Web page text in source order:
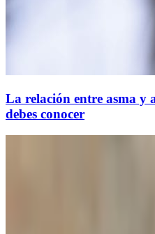
La relación entre asma y
debes conocer